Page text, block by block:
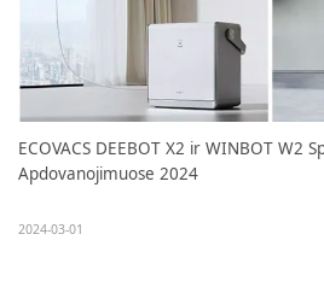
ECOVACS DEEBOT X2 ir WINBOT W2
Apdovanojimuose 2024
2024-03-01